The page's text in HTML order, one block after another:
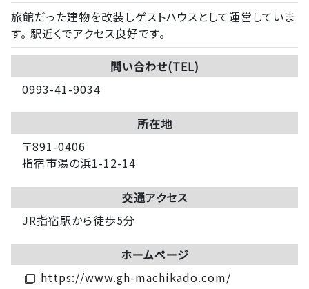
旅館だった建物を改装しゲストハウスとして運営していま
す。 駅近くでアクセス良好です。
問い合わせ(TEL)
0993-41-9034
所在地
〒891-0406
指宿市湯の浜1-12-14
交通アクセス
JR指宿駅から徒歩5分
ホームページ
filter_none https://www.gh-machikado.com/